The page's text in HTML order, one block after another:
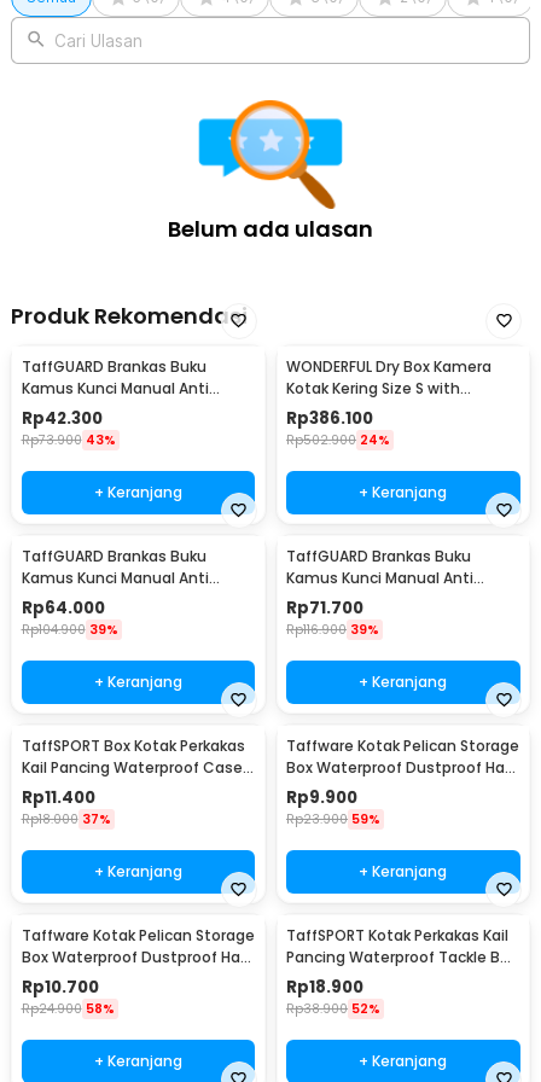
Rincian yang Anda dapatkan untuk pembelian produk ini:
1 x TaffGUARD Kotak Perkakas Penyimpanan Barang Toolbox
Cari Ulasan
Belum ada ulasan
Produk Rekomendasi
TaffGUARD Brankas Buku
Kamus Kunci Manual Anti
Maling Hidden Safe Box Kecil -
KB-10L
Rp42.300
Rp73.900 43%
+ Keranjang
WONDERFUL Dry Box Kamera
Kotak Kering Size S with
Dehumidifier - DB-2820
Rp386.100
Rp502.900 24%
+ Keranjang
TaffGUARD Brankas Buku
Kamus Kunci Manual Anti
Maling Hidden Safe Box Sedang
- KB-10L
Rp64.000
Rp104.900 39%
+ Keranjang
TaffGUARD Brankas Buku
Kamus Kunci Manual Anti
Maling Hidden Safe Box Besar -
KB-10L
Rp71.700
Rp116.900 39%
+ Keranjang
TaffSPORT Box Kotak Perkakas
Kail Pancing Waterproof Case -
Q041
Rp11.400
Rp18.000 37%
+ Keranjang
Taffware Kotak Pelican Storage
Box Waterproof Dustproof Hard
Case ABS S - G10/J020
Rp9.900
Rp23.900 59%
+ Keranjang
Taffware Kotak Pelican Storage
Box Waterproof Dustproof Hard
Case ABS L - G10/J020
Rp10.700
Rp24.900 58%
+ Keranjang
TaffSPORT Kotak Perkakas Kail
Pancing Waterproof Tackle Box
12 Grid - MCC01
Rp18.900
Rp38.900 52%
+ Keranjang